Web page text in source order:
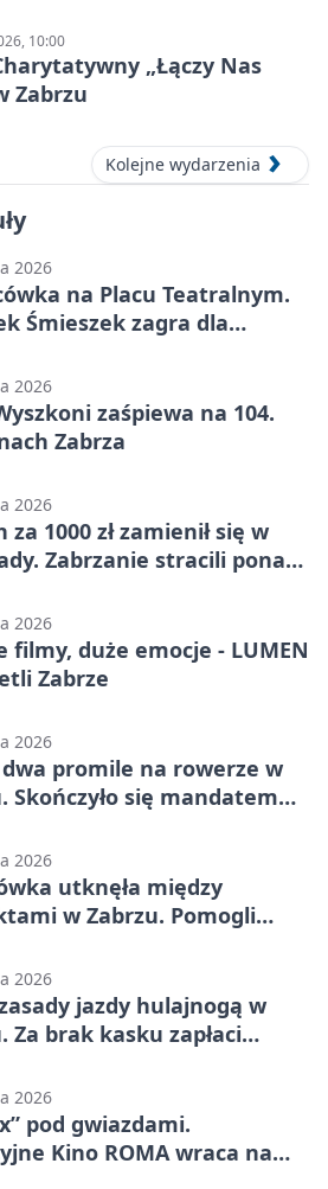
10:00
„Łączy Nas
Zabrzu
Kolejne wydarzenia
2026
na Placu Teatralnym.
Śmieszek zagra dla
2026
zaśpiewa na 104.
Zabrza
2026
za 1000 zł zamienił się w
Zabrzanie stracili ponad
2026
filmy, duże emocje - LUMEN
Zabrze
2026
dwa promile na rowerze w
Skończyło się mandatem
2026
utknęła między
w Zabrzu. Pomogli
2026
jazdy hulajnogą w
Za brak kasku zapłaci
2026
pod gwiazdami.
Kino ROMA wraca na